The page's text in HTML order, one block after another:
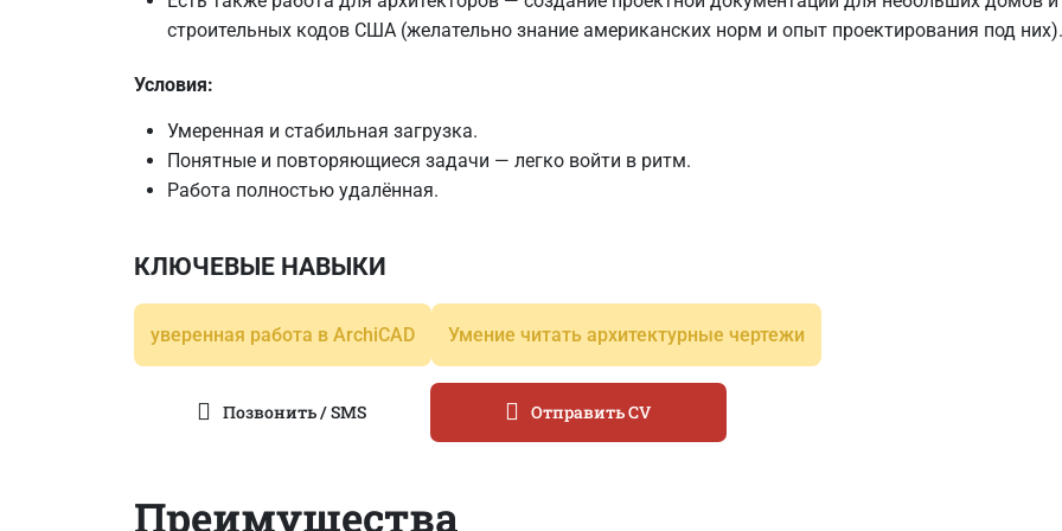
строительных кодов США (желательно знание американских норм и опыт проектирования под них).
Условия:
Умеренная и стабильная загрузка.
Понятные и повторяющиеся задачи — легко войти в ритм.
Работа полностью удалённая.
КЛЮЧЕВЫЕ НАВЫКИ
уверенная работа в ArchiCAD Умение читать архитектурные чертежи
Позвонить / SMS Отправить CV
Преимущества